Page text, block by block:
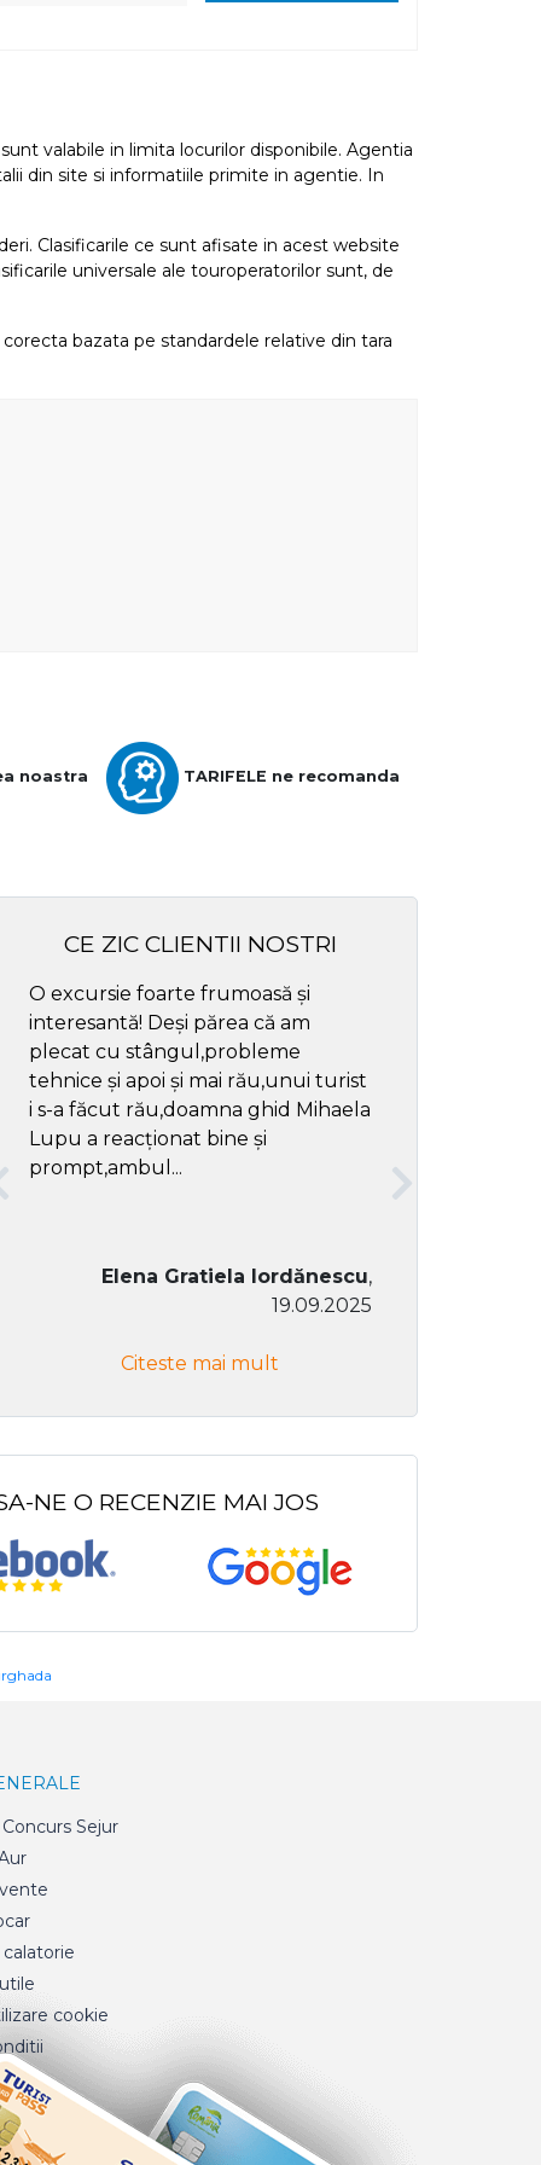
valabile in limita locurilor disponibile. Agentia
din site si informatiile primite in agentie. In
Clasificarile ce sunt afisate in acest website
universale ale touroperatorilor sunt, de
bazata pe standardele relative din tara
noastra TARIFELE ne recomanda
CE ZIC CLIENTII NOSTRI
O excursie foarte frumoasă și
interesantă! Deși părea că am
plecat cu stângul,probleme
tehnice și apoi și mai rău,unui turist
i s-a făcut rău,doamna ghid Mihaela
Lupu a reacționat bine și
prompt,ambul...
Elena Gratiela Iordănescu,
19.09.2025
Citeste mai mult
NE O RECENZIE MAI JOS
Sejur
cookie